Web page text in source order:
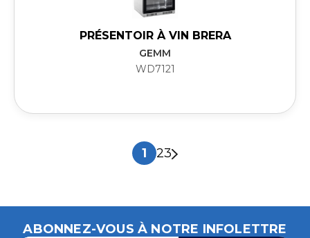
PRÉSENTOIR À VIN BRERA
GEMM
WD7121
1 23
ABONNEZ-VOUS À NOTRE INFOLETTRE